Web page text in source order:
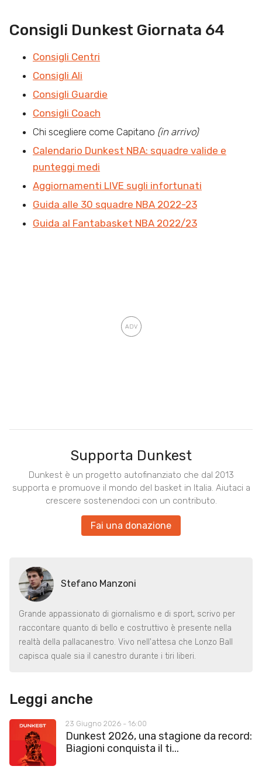
Consigli Dunkest Giornata 64
Consigli Centri
Consigli Ali
Consigli Guardie
Consigli Coach
Chi scegliere come Capitano (in arrivo)
Calendario Dunkest NBA: squadre valide e
punteggi medi
Aggiornamenti LIVE sugli infortunati
Guida alle 30 squadre NBA 2022-23
Guida al Fantabasket NBA 2022/23
Supporta Dunkest
Dunkest è un progetto autofinanziato che dal 2013
supporta e promuove il mondo del basket in Italia. Aiutaci a
crescere sostenendoci con un contributo.
Fai una donazione
Stefano Manzoni
Grande appassionato di giornalismo e di sport, scrivo per
raccontare quanto di bello e costruttivo è presente nella
realtà della pallacanestro. Vivo nell'attesa che Lonzo Ball
capisca quale sia il canestro durante i tiri liberi.
Leggi anche
23 Giugno 2026 - 16:00
Dunkest 2026, una stagione da record:
Biagioni conquista il ti...